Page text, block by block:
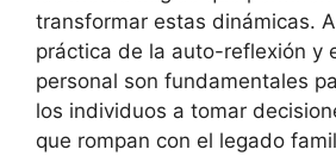
transformar estas dinámicas.
práctica de la auto-reflexión y
personal son fundamentales
los individuos a tomar
que rompan con el legado